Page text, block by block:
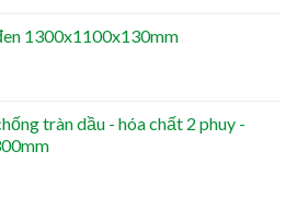
1300x1100x130mm
tràn dầu - hóa chất 2 phuy -